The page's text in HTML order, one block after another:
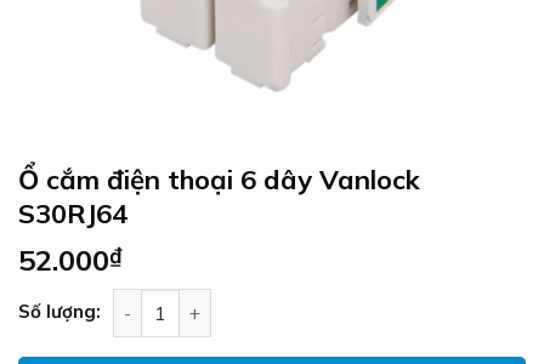
Ổ cắm điện thoại 6 dây Vanlock
S30RJ64
52.000₫
Số lượng: